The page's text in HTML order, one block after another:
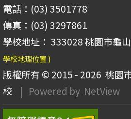
電話：(03) 3501778
傳真：(03) 3297861
學校地址： 333028 桃園市龜
學校地理位置 )
版權所有 © 2015 - 2026 桃園
校
| Powered by NetView